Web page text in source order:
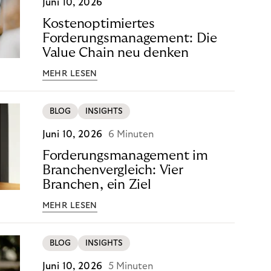
Juni 10, 2026
Kostenoptimiertes
Forderungsmanagement: Die
Value Chain neu denken
MEHR LESEN
BLOG INSIGHTS
Juni 10, 2026 6 Minuten
Forderungsmanagement im
Branchenvergleich: Vier
Branchen, ein Ziel
MEHR LESEN
BLOG INSIGHTS
Juni 10, 2026 5 Minuten